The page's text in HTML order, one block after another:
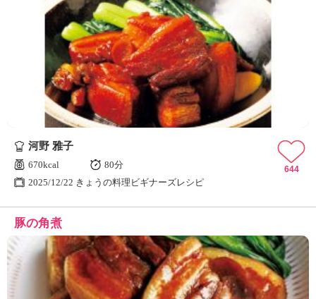
河野 雅子
670kcal
80分
2025/12/22 きょうの料理ビギナーズレシピ
644
豚の角煮